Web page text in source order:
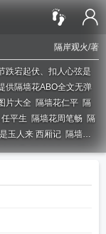
隔岸观火/著
跌宕起伏、扣人心弦是
供隔墙花ABO全文无弹
片大全 隔墙花仁平 隔
平生 隔墙花周笔畅 隔
玉人来 西厢记 隔墙花
大结局隔墙花影动隔墙
阁
观火